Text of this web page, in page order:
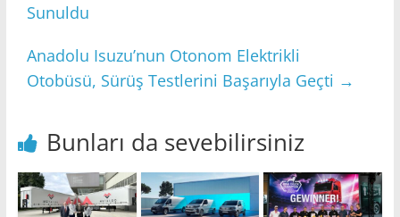
Sunuldu
Anadolu Isuzu’nun Otonom Elektrikli
Otobüsü, Sürüş Testlerini Başarıyla Geçti →
Bunları da sevebilirsiniz